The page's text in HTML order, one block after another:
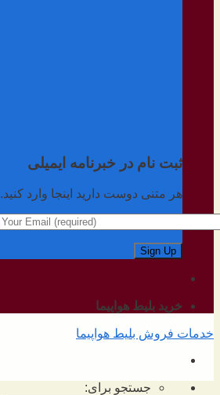
ثبت نام در خبرنامه ایمیلی
هر متنی دوست دارید اینجا وارد کنید.
خرید بلیط هواپیما
خدمات فروش بلیط هواپیما
جستجو برای: